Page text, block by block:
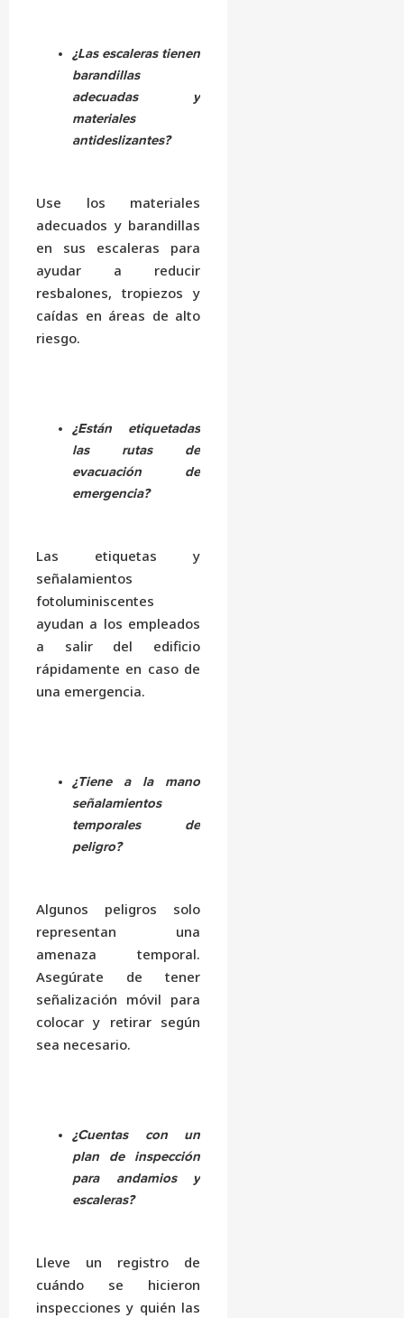
¿Las escaleras tienen
barandillas
adecuadas y
materiales
antideslizantes?
Use los materiales
adecuados y barandillas
en sus escaleras para
ayudar a reducir
resbalones, tropiezos y
caídas en áreas de alto
riesgo.
¿Están etiquetadas
las rutas de
evacuación de
emergencia?
Las etiquetas y
señalamientos
fotoluminiscentes
ayudan a los empleados
a salir del edificio
rápidamente en caso de
una emergencia.
¿Tiene a la mano
señalamientos
temporales de
peligro?
Algunos peligros solo
representan una
amenaza temporal.
Asegúrate de tener
señalización móvil para
colocar y retirar según
sea necesario.
¿Cuentas con un
plan de inspección
para andamios y
escaleras?
Lleve un registro de
cuándo se hicieron
inspecciones y quién las